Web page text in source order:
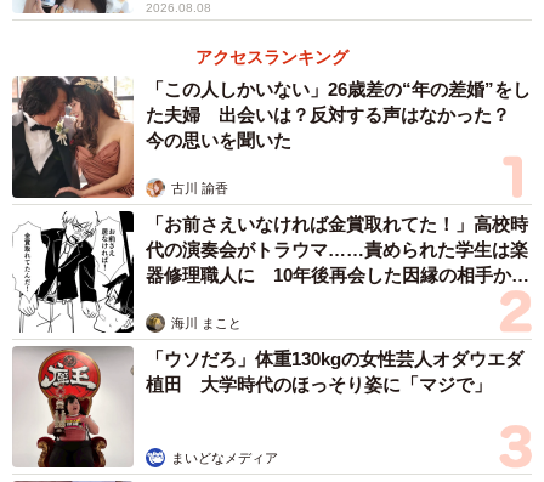
2026.08.08
アクセスランキング
「この人しかいない」26歳差の“年の差婚”をし
た夫婦 出会いは？反対する声はなかった？
今の思いを聞いた
古川 諭香
「お前さえいなければ金賞取れてた！」高校時
代の演奏会がトラウマ……責められた学生は楽
器修理職人に 10年後再会した因縁の相手から
海川 まこと
「ウソだろ」体重130kgの女性芸人オダウエダ
植田 大学時代のほっそり姿に「マジで」
まいどなメディア